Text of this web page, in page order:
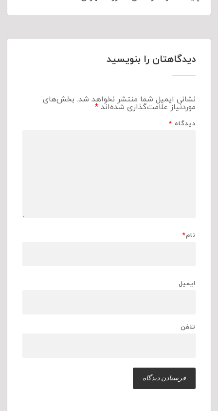
دیدگاهتان را بنویسید
نشانی ایمیل شما منتشر نخواهد شد. بخش‌های
موردنیاز علامت‌گذاری شده‌اند*
دیدگاه *
نام*
ایمیل
تلفن